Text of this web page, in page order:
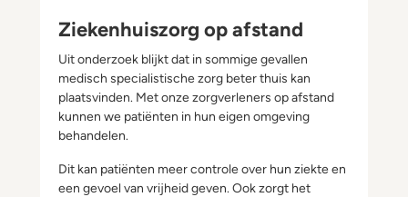
Ziekenhuiszorg op afstand
Uit onderzoek blijkt dat in sommige gevallen
medisch specialistische zorg beter thuis kan
plaatsvinden. Met onze zorgverleners op afstand
kunnen we patiënten in hun eigen omgeving
behandelen.
Dit kan patiënten meer controle over hun ziekte en
een gevoel van vrijheid geven. Ook zorgt het